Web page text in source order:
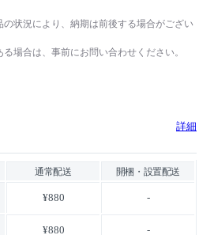
の状況により、納期は前後する場合がござい
場合は、事前にお問い合わせください。
詳細
通常配送 開梱・設置配送
¥880 -
¥880 -